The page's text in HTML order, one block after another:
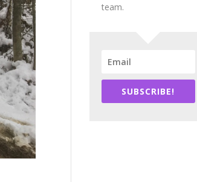
team.
SUBSCRIBE!